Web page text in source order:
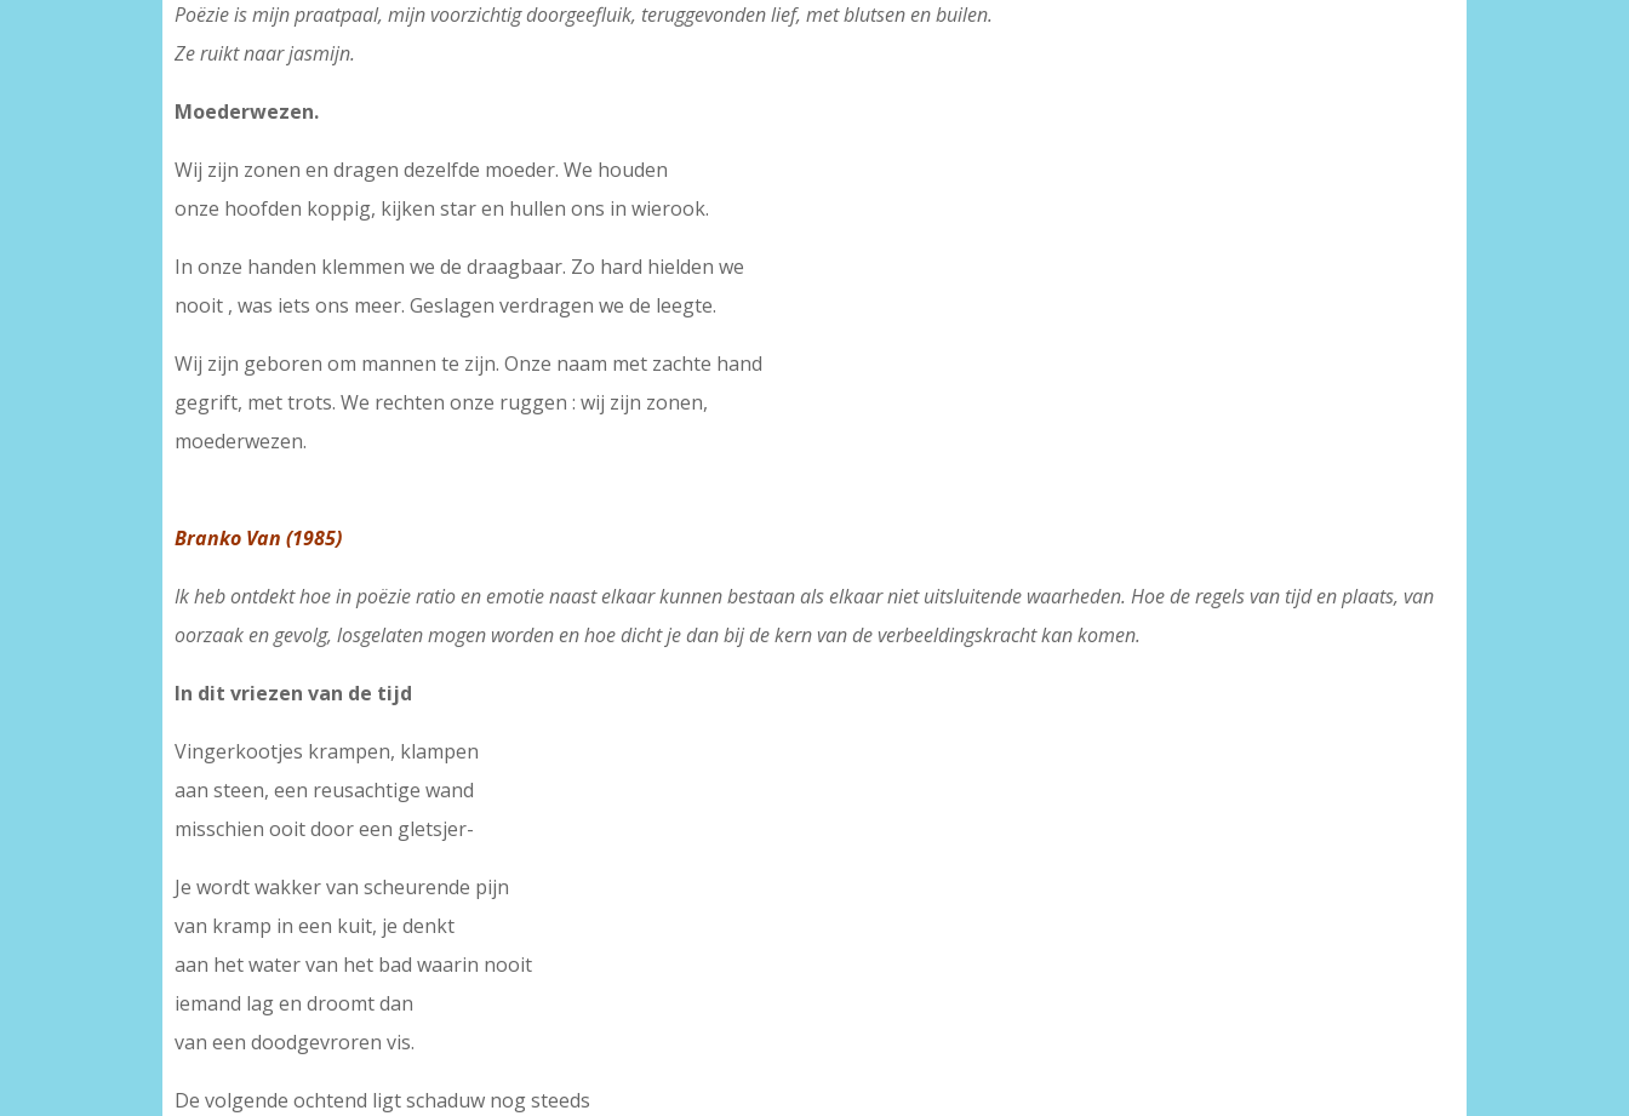
Poëzie is mijn praatpaal, mijn voorzichtig doorgeefluik, teruggevonden lief, met blutsen en builen.
Ze ruikt naar jasmijn.
Moederwezen.
Wij zijn zonen en dragen dezelfde moeder. We houden
onze hoofden koppig, kijken star en hullen ons in wierook.
In onze handen klemmen we de draagbaar. Zo hard hielden we
nooit , was iets ons meer. Geslagen verdragen we de leegte.
Wij zijn geboren om mannen te zijn. Onze naam met zachte hand
gegrift, met trots. We rechten onze ruggen : wij zijn zonen,
moederwezen.
Branko Van (1985)
Ik heb ontdekt hoe in poëzie ratio en emotie naast elkaar kunnen bestaan als elkaar niet uitsluitende waarheden. Hoe de regels van tijd en plaats, van
oorzaak en gevolg, losgelaten mogen worden en hoe dicht je dan bij de kern van de verbeeldingskracht kan komen.
In dit vriezen van de tijd
Vingerkootjes krampen, klampen
aan steen, een reusachtige wand
misschien ooit door een gletsjer-
Je wordt wakker van scheurende pijn
van kramp in een kuit, je denkt
aan het water van het bad waarin nooit
iemand lag en droomt dan
van een doodgevroren vis.
De volgende ochtend ligt schaduw nog steeds